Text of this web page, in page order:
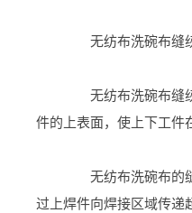
无纺布洗碗布缝纫
无纺布洗碗布缝纫
件的上表面，使上下工件
无纺布洗碗布的缝
过上焊件向焊接区域传递